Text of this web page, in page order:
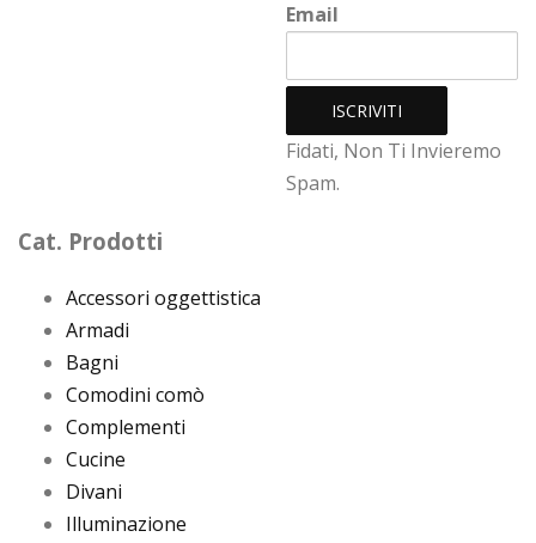
Email
Fidati, Non Ti Invieremo
Spam.
Cat. Prodotti
Accessori oggettistica
Armadi
Bagni
Comodini comò
Complementi
Cucine
Divani
Illuminazione